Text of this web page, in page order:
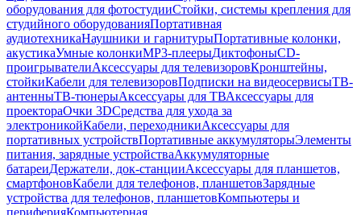
оборудования для фотостудииСтойки, системы крепления для
студийного оборудованияПортативная
аудиотехникаНаушники и гарнитурыПортативные колонки,
акустикаУмные колонкиMP3-плеерыДиктофоныCD-
проигрывателиАксессуары для телевизоровКронштейны,
стойкиКабели для телевизоровПодписки на видеосервисыТВ-
антенныТВ-тюнерыАксессуары для ТВАксессуары для
проектораОчки 3DСредства для ухода за
электроникойКабели, переходникиАксессуары для
портативных устройствПортативные аккумуляторыЭлементы
питания, зарядные устройстваАккумуляторные
батареиДержатели, док-станцииАксессуары для планшетов,
смартфоновКабели для телефонов, планшетовЗарядные
устройства для телефонов, планшетовКомпьютеры и
периферияКомпьютерная